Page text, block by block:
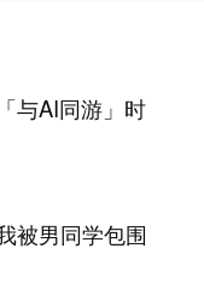
与AI同游」时
被男同学包围